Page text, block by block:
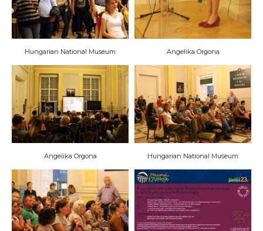
Angelika Orgona
Hungarian National Museum
Angelika Orgona Hungarian National Museum